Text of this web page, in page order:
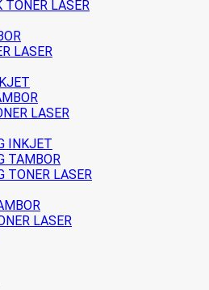
TONER LASER
LASER
LASER
INKJET
TAMBOR
TONER LASER
LASER